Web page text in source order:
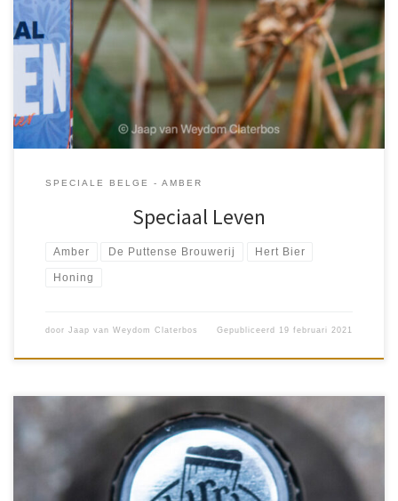
Hert Bier. Ik kende het nog niet. De strakke mooie uitstraling trok
meteen de aandacht. Het zelfde geldt voor de website van Hert
Bier, mooi vorm gegeven en overzichtelijk. En […]
SPECIALE BELGE - AMBER
Speciaal Leven
Amber De Puttense Brouwerij Hert Bier
Honing
door Jaap van Weydom Claterbos Gepubliceerd 19 februari 2021
Italië is het land van wijn met groene glooiende heuvels bedekt